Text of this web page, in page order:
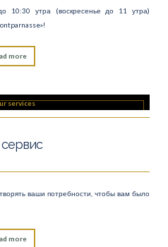
10:30 утра (воскресенье до 11 утра)
more
ваши потребности, чтобы вам было
more